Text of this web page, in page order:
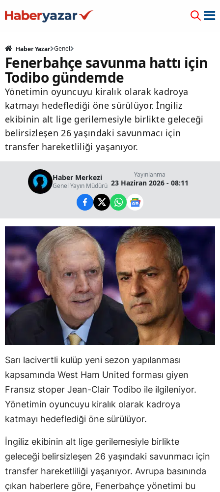
Haber Yazar Genel
Fenerbahçe savunma hattı için
Todibo gündemde
Yönetimin oyuncuyu kiralık olarak kadroya
katmayı hedeflediği öne sürülüyor. İngiliz
ekibinin alt lige gerilemesiyle birlikte geleceği
belirsizleşen 26 yaşındaki savunmacı için
transfer hareketliliği yaşanıyor.
Haber Merkezi
Genel Yayın Müdürü
Yayınlanma
23 Haziran 2026 - 08:11
Sarı lacivertli kulüp yeni sezon yapılanması
kapsamında West Ham United forması giyen
Fransız stoper Jean-Clair Todibo ile ilgileniyor.
Yönetimin oyuncuyu kiralık olarak kadroya
katmayı hedeflediği öne sürülüyor.
İngiliz ekibinin alt lige gerilemesiyle birlikte
geleceği belirsizleşen 26 yaşındaki savunmacı için
transfer hareketliliği yaşanıyor. Avrupa basınında
çıkan haberlere göre, Fenerbahçe yönetimi bu